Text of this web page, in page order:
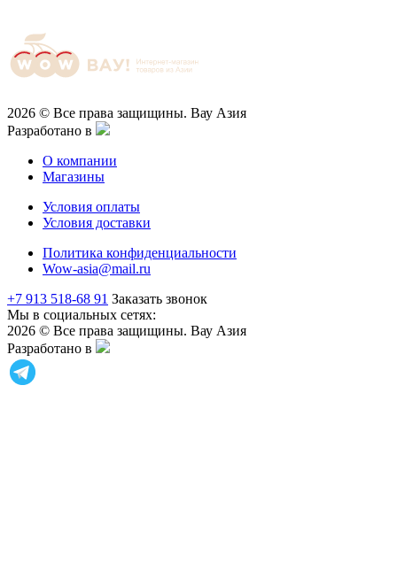
2026 © Все права защищины. Вау Азия
Разработано в
О компании
Магазины
Условия оплаты
Условия доставки
Политика конфиденциальности
Wow-asia@mail.ru
+7 913 518-68 91 Заказать звонок
Мы в социальных сетях:
2026 © Все права защищины. Вау Азия
Разработано в